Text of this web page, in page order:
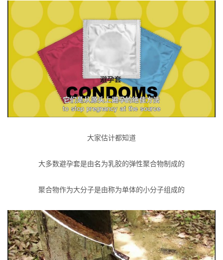
大家估计都知道
大多数避孕套是由名为乳胶的弹性聚合物制成的
聚合物作为大分子是由称为单体的小分子组成的